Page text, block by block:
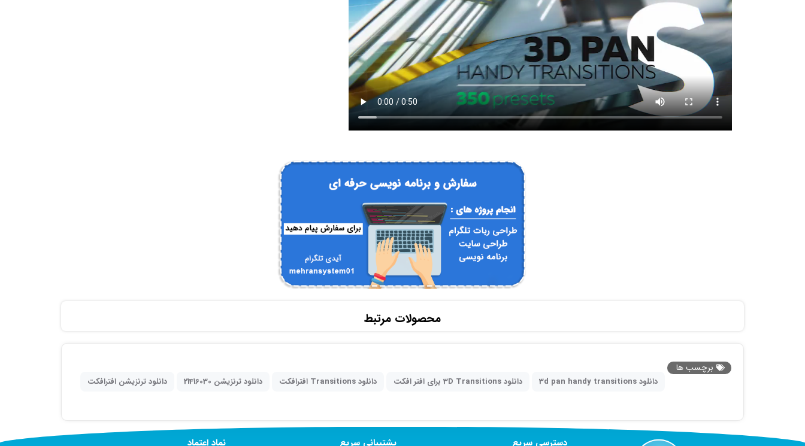
محصولات مرتبط
برچسب ها
دانلود 3d pan handy transitions دانلود 3D Transitions برای افتر افکت دانلود Transitions افترافکت دانلود ترنزیشن 21416030 دانلود ترنزیشن افترافکت
دسترسی سریع پشتیبانی سریع نماد اعتماد